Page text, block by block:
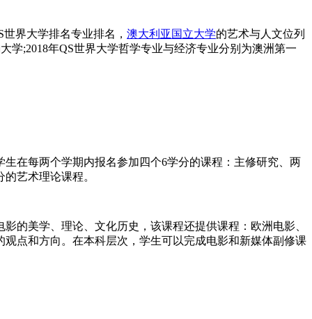
界大学排名专业排名， 澳大利亚国立大学的艺术与人文位列
学;2018年QS世界大学哲学专业与经济专业分别为澳洲第一
在每两个学期内报名参加四个6学分的课程：主修研究、两
艺术理论课程。
的美学、理论、文化历史，该课程还提供课程：欧洲电影、
点和方向。在本科层次，学生可以完成电影和新媒体副修课